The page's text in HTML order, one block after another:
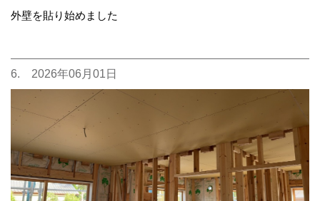
外壁を貼り始めました
6. 2026年06月01日